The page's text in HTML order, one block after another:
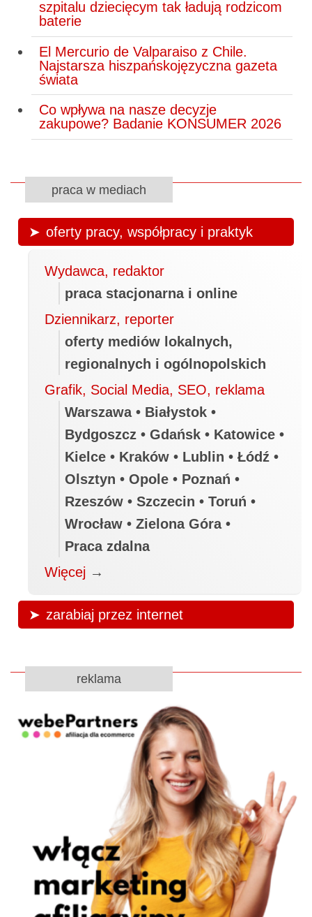
szpitalu dziecięcym tak ładują rodzicom
baterie
El Mercurio de Valparaiso z Chile.
Najstarsza hiszpańskojęzyczna gazeta
świata
Co wpływa na nasze decyzje
zakupowe? Badanie KONSUMER 2026
praca w mediach
oferty pracy, współpracy i praktyk
Wydawca, redaktor
praca stacjonarna i online
Dziennikarz, reporter
oferty mediów lokalnych,
regionalnych i ogólnopolskich
Grafik, Social Media, SEO, reklama
Warszawa • Białystok •
Bydgoszcz • Gdańsk • Katowice •
Kielce • Kraków • Lublin • Łódź •
Olsztyn • Opole • Poznań •
Rzeszów • Szczecin • Toruń •
Wrocław • Zielona Góra •
Praca zdalna
Więcej →
zarabiaj przez internet
reklama